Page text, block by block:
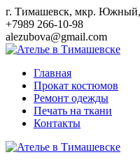
Перейти
к
контенту
г. Тимашевск, мкр. Южный,
+7989 266-10-98
alezubova@gmail.com
Главная
Прокат костюмов
Ремонт одежды
Печать на ткани
Контакты